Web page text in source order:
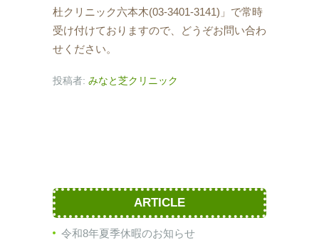
杜クリニック六本木(03-3401-3141)」で常時
受け付けておりますので、どうぞお問い合わ
せください。
投稿者: みなと芝クリニック
ARTICLE
令和8年夏季休暇のお知らせ